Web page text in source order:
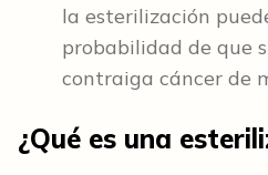
la esterilización
probabilidad de que
contraiga cáncer de
¿Qué es una